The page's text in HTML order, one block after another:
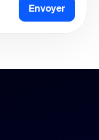
Envoyer